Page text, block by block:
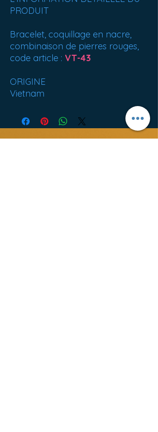
PRODUIT
Bracelet, coquillage en nacre,
combinaison de pierres rouges,
code article : VT-43
ORIGINE
Vietnam